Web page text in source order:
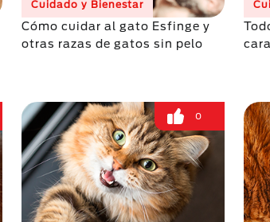
Cuidado y Bienestar
Cómo cuidar al gato Esfinge y
otras razas de gatos sin pelo
0